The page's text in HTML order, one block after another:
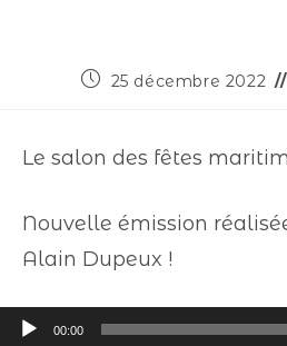
25 décembre 2022
Le salon des fêtes
Nouvelle émission
Alain Dupeux !
Lecteur
00:00